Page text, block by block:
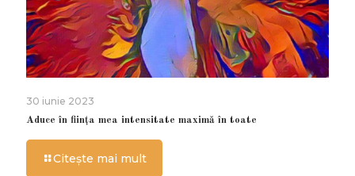
30 iunie 2023
Aduce în ființa mea intensitate maximă în toate
Citește mai mult